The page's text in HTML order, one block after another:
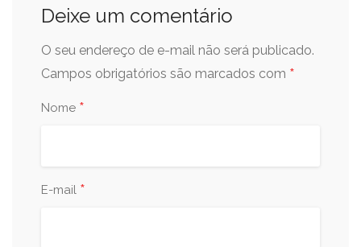
Deixe um comentário
O seu endereço de e-mail não será publicado.
Campos obrigatórios são marcados com *
Nome *
E-mail *